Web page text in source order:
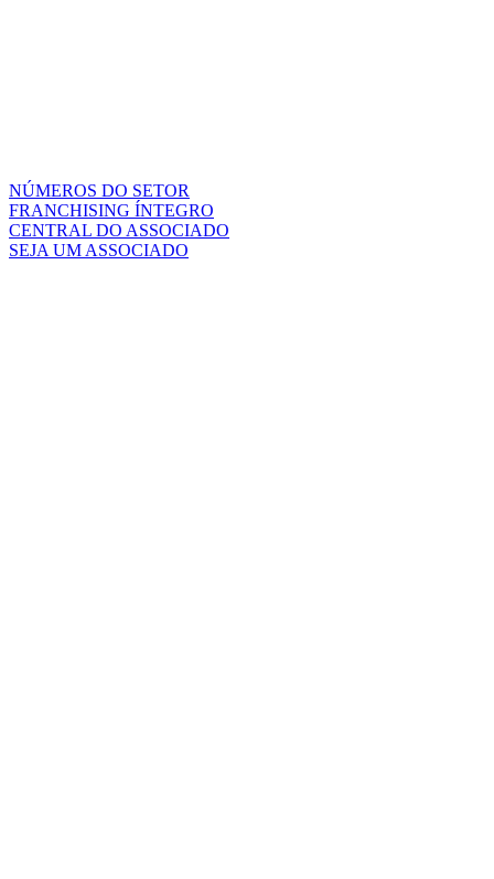
NÚMEROS DO SETOR
FRANCHISING ÍNTEGRO
CENTRAL DO ASSOCIADO
SEJA UM ASSOCIADO